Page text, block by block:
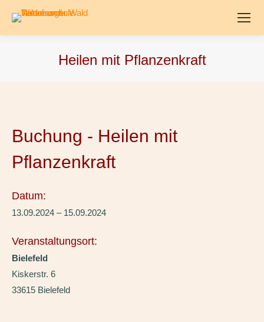
Heilen mit Pflanzenkraft
Buchung - Heilen mit
Pflanzenkraft
Datum:
13.09.2024 – 15.09.2024
Veranstaltungsort:
Bielefeld
Kiskerstr. 6
33615 Bielefeld